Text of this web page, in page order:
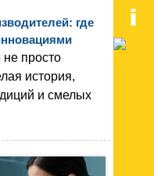
где
не просто
история,
и смелых